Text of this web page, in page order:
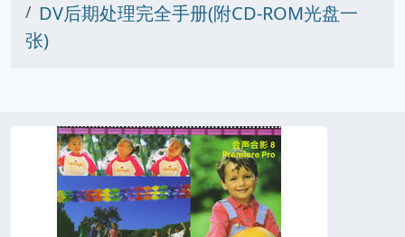
DV后期处理完全手册(附CD-ROM光盘一
张)